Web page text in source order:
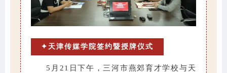
✦天津传媒学院签约暨授牌仪式
5月21日下午，三河市燕郊育才学校与天